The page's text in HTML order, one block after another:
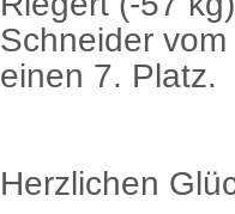
Schneider
einen 7. Platz.
Herzlichen